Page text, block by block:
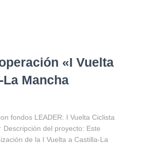
«I Vuelta
Mancha
fondos LEADER: I Vuelta Ciclista
del proyecto: Este
de la I Vuelta a Castilla-La